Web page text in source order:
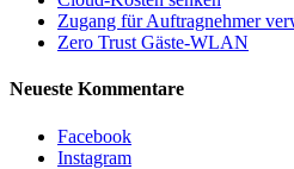
Zugang für Auftragnehmer
Zero Trust Gäste-WLAN
Neueste Kommentare
Facebook
Instagram